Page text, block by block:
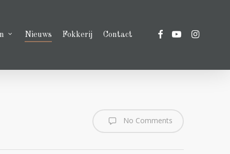
Nieuws Fokkerij Contact facebookyoutubeinstagram
No Comments